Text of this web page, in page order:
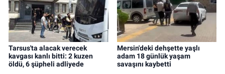
Tarsus'ta alacak verecek
kavgası kanlı bitti: 2 kuzen
öldü, 6 şüpheli adliyede
Mersin'deki dehşette yaşlı
adam 18 günlük yaşam
savaşını kaybetti